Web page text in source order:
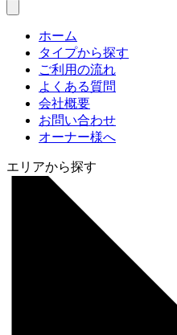
ホーム
タイプから探す
ご利用の流れ
よくある質問
会社概要
お問い合わせ
オーナー様へ
エリアから探す